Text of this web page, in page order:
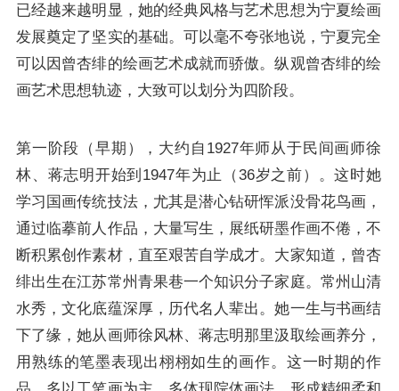
已经越来越明显，她的经典风格与艺术思想为宁夏绘画
发展奠定了坚实的基础。可以毫不夸张地说，宁夏完全
可以因曾杏绯的绘画艺术成就而骄傲。纵观曾杏绯的绘
画艺术思想轨迹，大致可以划分为四阶段。
第一阶段（早期），大约自1927年师从于民间画师徐
林、蒋志明开始到1947年为止（36岁之前）。这时她
学习国画传统技法，尤其是潜心钻研恽派没骨花鸟画，
通过临摹前人作品，大量写生，展纸研墨作画不倦，不
断积累创作素材，直至艰苦自学成才。大家知道，曾杏
绯出生在江苏常州青果巷一个知识分子家庭。常州山清
水秀，文化底蕴深厚，历代名人辈出。她一生与书画结
下了缘，她从画师徐风林、蒋志明那里汲取绘画养分，
用熟练的笔墨表现出栩栩如生的画作。这一时期的作